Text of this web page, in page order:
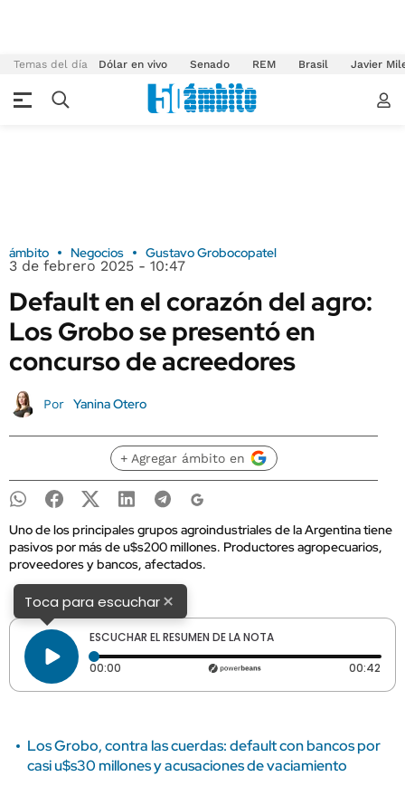
Temas del día Dólar en vivo Senado REM Brasil Javier
ámbito Negocios Gustavo Grobocopatel
3 de febrero 2025 - 10:47
Default en el corazón del agro:
Los Grobo se presentó en
concurso de acreedores
Por Yanina Otero
+ Agregar ámbito en
Uno de los principales grupos agroindustriales de la Argentina tiene
pasivos por más de u$s200 millones. Productores agropecuarios,
proveedores y bancos, afectados.
Toca para escuchar×
ESCUCHAR EL RESUMEN DE LA NOTA
00:00 Tiempo transcurrido: 0 segundos 00:42
Los Grobo, contra las cuerdas: default con bancos por
casi u$s30 millones y acusaciones de vaciamiento